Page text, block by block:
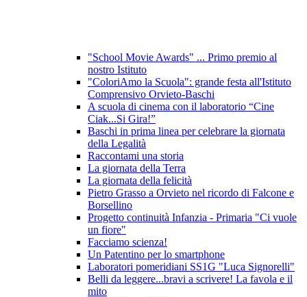
"School Movie Awards" ... Primo premio al
nostro Istituto
"ColoriAmo la Scuola": grande festa all'Istituto
Comprensivo Orvieto-Baschi
A scuola di cinema con il laboratorio “Cine
Ciak...Si Gira!”
Baschi in prima linea per celebrare la giornata
della Legalità
Raccontami una storia
La giornata della Terra
La giornata della felicità
Pietro Grasso a Orvieto nel ricordo di Falcone e
Borsellino
Progetto continuità Infanzia - Primaria "Ci vuole
un fiore"
Facciamo scienza!
Un Patentino per lo smartphone
Laboratori pomeridiani SS1G "Luca Signorelli"
Belli da leggere...bravi a scrivere! La favola e il
mito